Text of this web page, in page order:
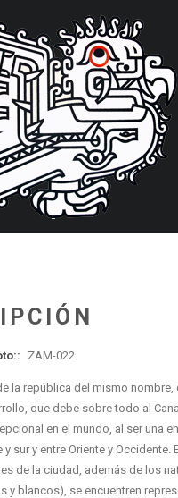
ZAM-022
la república del mismo nombre,
que debe sobre todo al
en el mundo, al ser una
sur y entre Oriente y Occidente.
de la ciudad, además de los
y blancos), se encuentren